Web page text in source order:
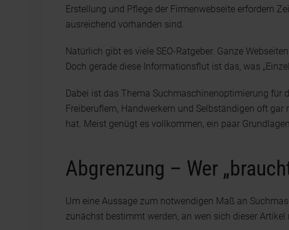
Erstellung und Pflege der Firmenwebseite erfordern
ausreichend vorhanden sind.
Natürlich gibt es viele SEO-Ratgeber. Ganze
Doch gerade diese Informationsflut ist das, was
Dabei ist das Thema Suchmaschinenoptimierung für
Freiberuflern, Handwerkern und Selbständigen oft
hat. Meist genügt es vollkommen, ein paar
Abgrenzung – Wer
Um eine Aussage zum notwendigen Maß an
zunächst bestimmt werden, an wen sich dieser Artikel